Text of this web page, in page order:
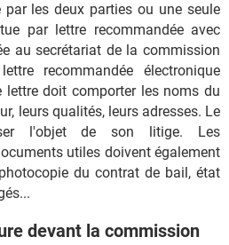
les deux parties ou une seule
par lettre recommandée avec
au secrétariat de la commission
recommandée électronique
lettre doit comporter les noms du
leurs qualités, leurs adresses. Le
l'objet de son litige. Les
utiles doivent également
du contrat de bail, état
devant la commission